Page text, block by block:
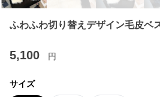
ふわふわ切り替えデザイン毛皮ベ
5,100 円
サイズ